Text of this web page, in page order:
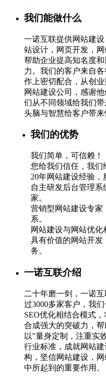
我们能做什么
一诺互联提供网站建
站设计，网页开发，
帮助企业提高知名度
力。我们的客户来自
作上密切配合，从创
网站建设公司，感谢
们从不同领域给我们
头脑与智慧给客户带来
我们的优势
我们简单，可信赖！
您给我们信任，我们
20年网站建设经验，
自主研发后台管理
家。
营销型网站建设专家
系。
网站建设与网站优化
具有价值的网站开发
务。
一诺互联介绍
二十年磨一剑，一诺
过3000多家客户，我
SEO优化相结合模式
合成强大的突破力，帮
以"量身定制，注重实
行业标准，成就网站
构，坚信网站建设，
中所起到的重要作用。